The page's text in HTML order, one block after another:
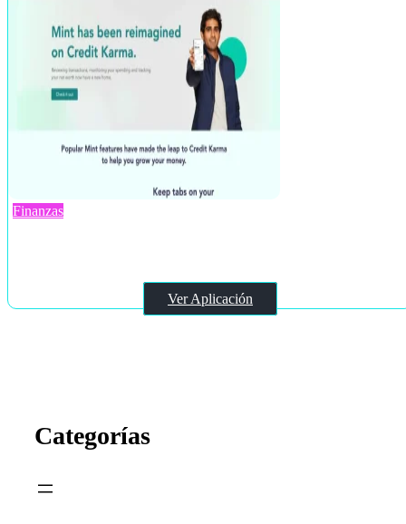
Finanzas
Ver Aplicación
Categorías